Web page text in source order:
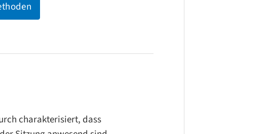
zwischen allen
– z.B. wenn sich ein Elternteil
verbündet. Oft werden solche
über Generationen unbewusst
charakterisiert, dass